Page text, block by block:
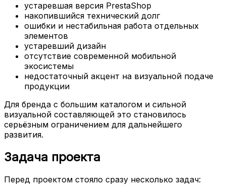
устаревшая версия PrestaShop
накопившийся технический долг
ошибки и нестабильная работа отдельных
элементов
устаревший дизайн
отсутствие современной мобильной
экосистемы
недостаточный акцент на визуальной подаче
продукции
Для бренда с большим каталогом и сильной
визуальной составляющей это становилось
серьёзным ограничением для дальнейшего
развития.
Задача проекта
Перед проектом стояло сразу несколько задач: